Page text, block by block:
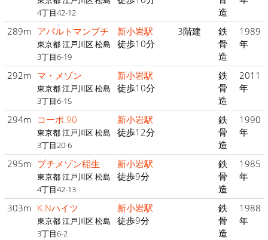
4丁目42-12
造
289m アパルトマンプチ
東京都 江戸川区 松島
3丁目6-19
新小岩駅
徒歩10分
3階建
鉄
骨
造
1989
年
292m マ・メゾン
東京都 江戸川区 松島
3丁目6-15
新小岩駅
徒歩10分
鉄
骨
造
2011
年
294m コーポ.90
東京都 江戸川区 松島
3丁目20-6
新小岩駅
徒歩12分
鉄
骨
造
1990
年
295m プチメゾン稲生
東京都 江戸川区 松島
4丁目42-13
新小岩駅
徒歩9分
鉄
骨
造
1985
年
303m K.Nハイツ
東京都 江戸川区 松島
3丁目6-2
新小岩駅
徒歩9分
鉄
骨
造
1988
年